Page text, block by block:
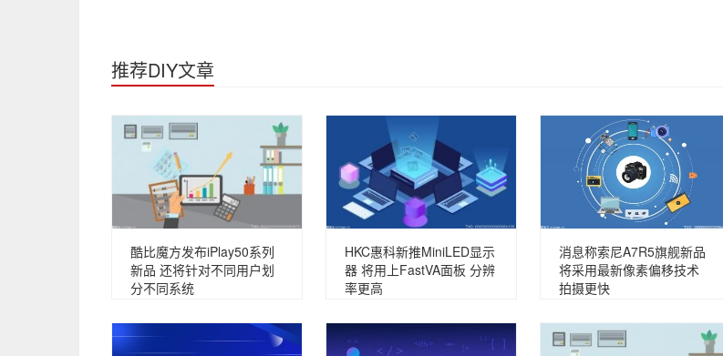
推荐DIY文章
酷比魔方发布iPlay50系列
新品 还将针对不同用户划
分不同系统
HKC惠科新推MiniLED显示
器 将用上FastVA面板 分辨
率更高
消息称索尼A7R5旗舰新品
将采用最新像素偏移技术
拍摄更快